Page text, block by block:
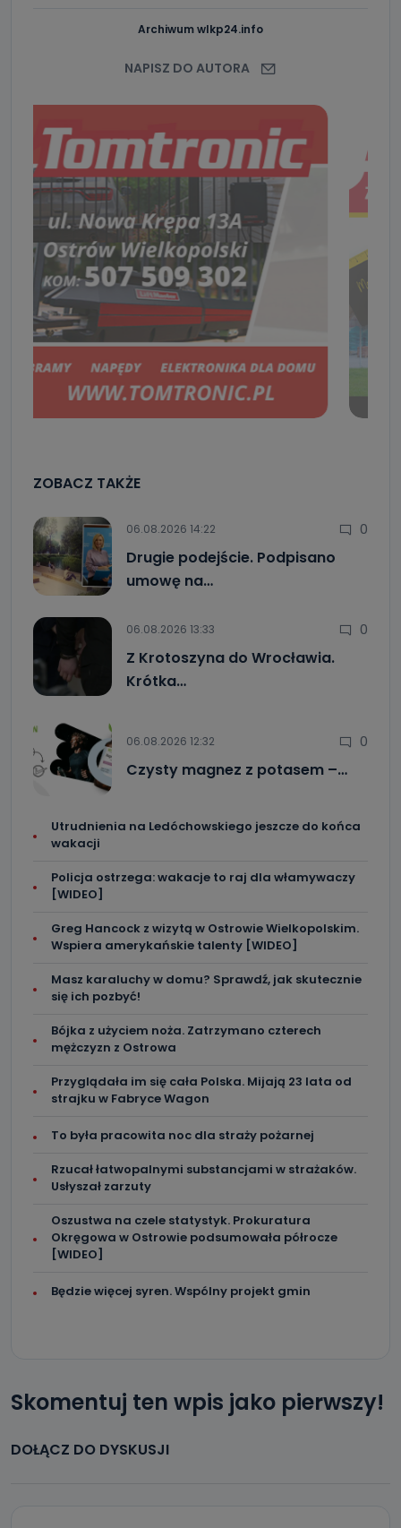
Archiwum wlkp24.info
NAPISZ DO AUTORA
ZOBACZ TAKŻE
06.08.2026 14:22 0
Drugie podejście. Podpisano
umowę na…
06.08.2026 13:33 0
Z Krotoszyna do Wrocławia.
Krótka…
06.08.2026 12:32 0
Czysty magnez z potasem –…
Utrudnienia na Ledóchowskiego jeszcze do końca
wakacji
Policja ostrzega: wakacje to raj dla włamywaczy
[WIDEO]
Greg Hancock z wizytą w Ostrowie Wielkopolskim.
Wspiera amerykańskie talenty [WIDEO]
Masz karaluchy w domu? Sprawdź, jak skutecznie
się ich pozbyć!
Bójka z użyciem noża. Zatrzymano czterech
mężczyzn z Ostrowa
Przyglądała im się cała Polska. Mijają 23 lata od
strajku w Fabryce Wagon
To była pracowita noc dla straży pożarnej
Rzucał łatwopalnymi substancjami w strażaków.
Usłyszał zarzuty
Oszustwa na czele statystyk. Prokuratura
Okręgowa w Ostrowie podsumowała półrocze
[WIDEO]
Będzie więcej syren. Wspólny projekt gmin
Skomentuj ten wpis jako pierwszy!
DOŁĄCZ DO DYSKUSJI